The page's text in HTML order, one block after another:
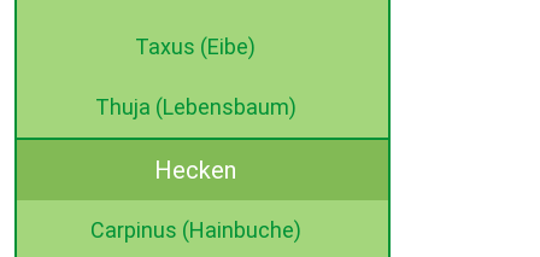
Taxus (Eibe)
Thuja (Lebensbaum)
Hecken
Carpinus (Hainbuche)